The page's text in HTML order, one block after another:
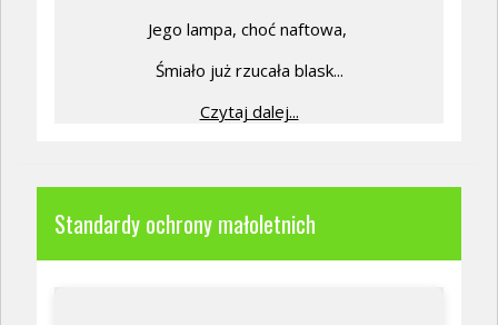
Jego lampa, choć naftowa,
Śmiało już rzucała blask...
Czytaj dalej...
Standardy ochrony małoletnich